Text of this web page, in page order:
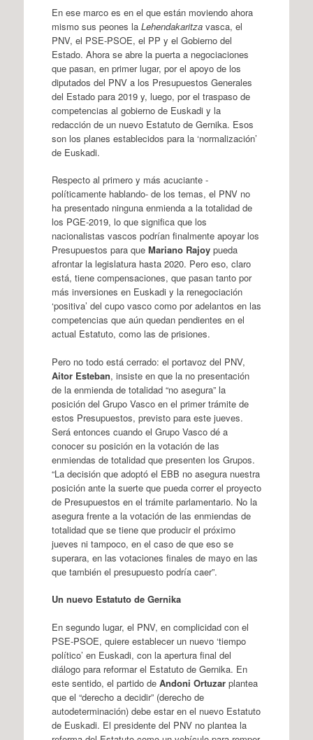
En ese marco es en el que están moviendo ahora
mismo sus peones la Lehendakaritzavasca, el
PNV, el PSE-PSOE, el PP y el Gobierno del
Estado. Ahora se abre la puerta a negociaciones
que pasan, en primer lugar, por el apoyo de los
diputados del PNV a los Presupuestos Generales
del Estado para 2019 y, luego, por el traspaso de
competencias al gobierno de Euskadi y la
redacción de un nuevo Estatuto de Gernika. Esos
son los planes establecidos para la ‘normalización’
de Euskadi.
Respecto al primero y más acuciante -
políticamente hablando- de los temas, el PNV no
ha presentado ninguna enmienda a la totalidad de
los PGE-2019, lo que significa que los
nacionalistas vascos podrían finalmente apoyar los
Presupuestos para que Mariano Rajoypueda
afrontar la legislatura hasta 2020. Pero eso, claro
está, tiene compensaciones, que pasan tanto por
más inversiones en Euskadi y la renegociación
‘positiva’ del cupo vasco como por adelantos en las
competencias que aún quedan pendientes en el
actual Estatuto, como las de prisiones.
Pero no todo está cerrado: el portavoz del PNV,
Aitor Esteban, insiste en que la no presentación
de la enmienda de totalidad “no asegura” la
posición del Grupo Vasco en el primer trámite de
estos Presupuestos, previsto para este jueves.
Será entonces cuando el Grupo Vasco dé a
conocer su posición en la votación de las
enmiendas de totalidad que presenten los Grupos.
“La decisión que adoptó el EBB no asegura nuestra
posición ante la suerte que pueda correr el proyecto
de Presupuestos en el trámite parlamentario. No la
asegura frente a la votación de las enmiendas de
totalidad que se tiene que producir el próximo
jueves ni tampoco, en el caso de que eso se
superara, en las votaciones finales de mayo en las
que también el presupuesto podría caer”.
Un nuevo Estatuto de Gernika
En segundo lugar, el PNV, en complicidad con el
PSE-PSOE, quiere establecer un nuevo ‘tiempo
político’ en Euskadi, con la apertura final del
diálogo para reformar el Estatuto de Gernika. En
este sentido, el partido de Andoni Ortuzarplantea
que el “derecho a decidir” (derecho de
autodeterminación) debe estar en el nuevo Estatuto
de Euskadi. El presidente del PNV no plantea la